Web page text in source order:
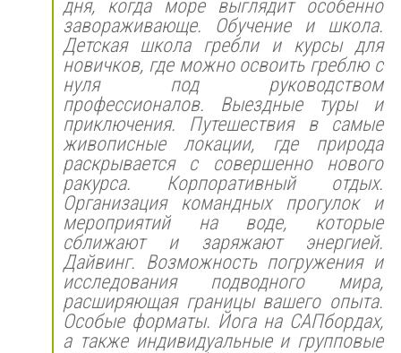
дня, когда море выглядит особенно
завораживающе. Обучение и школа.
Детская школа гребли и курсы для
новичков, где можно освоить греблю с
нуля под руководством
профессионалов. Выездные туры и
приключения. Путешествия в самые
живописные локации, где природа
раскрывается с совершенно нового
ракурса. Корпоративный отдых.
Организация командных прогулок и
мероприятий на воде, которые
сближают и заряжают энергией.
Дайвинг. Возможность погружения и
исследования подводного мира,
расширяющая границы вашего опыта.
Особые форматы. Йога на САПбордах,
а также индивидуальные и групповые